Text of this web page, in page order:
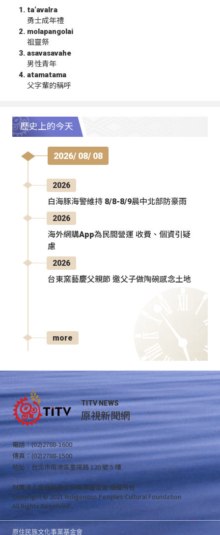
ta‘avalra
勇士成年禮
molapangolai
祖靈祭
asavasavahe
男性青年
atamatama
父字輩的稱呼
歷史上的今天
2026/ 08/ 08
2026
白海豚海警維持 8/8-8/9晨中北部防豪雨
2026
海外網購App為民間營運 收費、個資引疑
慮
2026
台東窯藝慶父親節 邀父子做陶碗感念土地
more
TITV NEWS
原視新聞網
電話：(02)2788-1600
傳真：(02)2788-1500
地址：台北市南港區重陽路 120 號 5 樓
財團法人原住民族文化事業基金會 版權所有
Copyright © 2021 Indigenous Peoples Cultural Foundation
All Rights Reserved .
原住民族文化事業基金會